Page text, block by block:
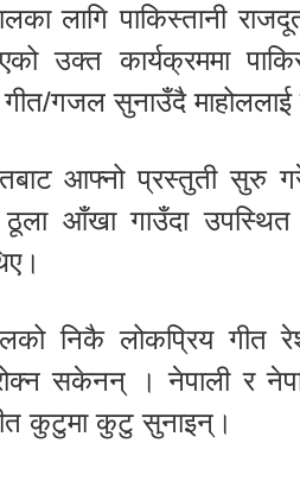
लागि पाकिस्तानी
उक्त कार्यक्रममा
गीत/गजल सुनाउँदै
आफ्नो प्रस्तुती सुरु
आँखा गाउँदा उपस्थित
निकै लोकप्रिय गीत
सकेनन् । नेपाली र
कुटुमा कुटु सुनाइन्।